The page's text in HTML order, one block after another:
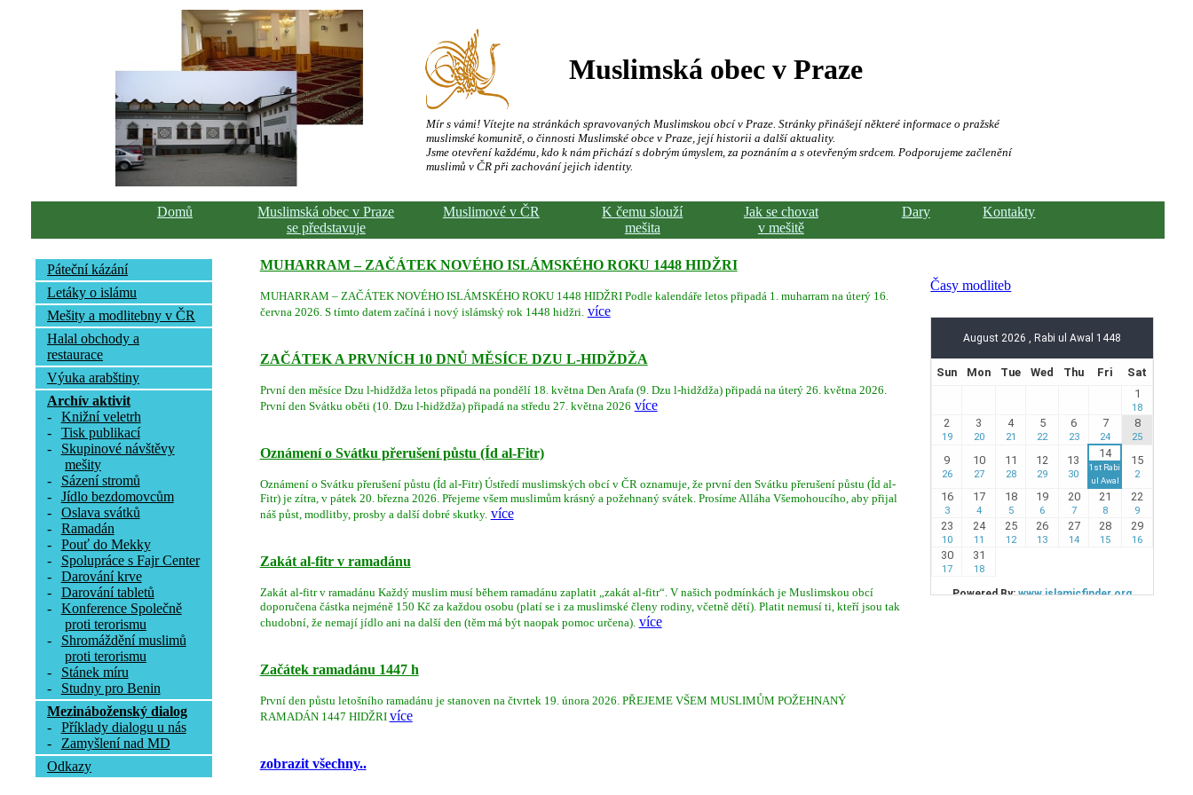
Muslimská obec v Praze
Mír s vámi! Vítejte na stránkách spravovaných Muslimskou obcí v Praze. Stránky přinášejí některé informace o pražské
muslimské komunitě, o činnosti Muslimské obce v Praze, její historii a další aktuality.
Jsme otevření každému, kdo k nám přichází s dobrým úmyslem, za poznáním a s otevřeným srdcem. Podporujeme začlenění
muslimů v ČR při zachování jejich identity.
Domů
Muslimská obec v Praze
se představuje
Muslimové v ČR
K čemu slouží
mešita
Jak se chovat
v mešitě
Dary Kontakty
Páteční kázání
Letáky o islámu
Mešity a modlitebny v ČR
Halal obchody a
restaurace
Výuka arabštiny
Archív aktivit
-
Knižní veletrh
-
Tisk publikací
-
Skupinové návštěvy
mešity
-
Sázení stromů
-
Jídlo bezdomovcům
-
Oslava svátků
-
Ramadán
-
Pouť do Mekky
-
Spolupráce s Fajr Center
-
Darování krve
-
Darování tabletů
-
Konference Společně
proti terorismu
-
Shromáždění muslimů
proti terorismu
-
Stánek míru
-
Studny pro Benin
Mezináboženský dialog
-
Příklady dialogu u nás
-
Zamyšlení nad MD
Odkazy
MUHARRAM – ZAČÁTEK NOVÉHO ISLÁMSKÉHO ROKU 1448 HIDŽRI
MUHARRAM – ZAČÁTEK NOVÉHO ISLÁMSKÉHO ROKU 1448 HIDŽRI Podle kalendáře letos připadá 1. muharram na úterý 16.
června 2026. S tímto datem začíná i nový islámský rok 1448 hidžri. více
ZAČÁTEK A PRVNÍCH 10 DNŮ MĚSÍCE DZU L-HIDŽDŽA
První den měsíce Dzu l-hidždža letos připadá na pondělí 18. května Den Arafa (9. Dzu l-hidždža) připadá na úterý 26. května 2026.
První den Svátku oběti (10. Dzu l-hidždža) připadá na středu 27. května 2026 více
Oznámení o Svátku přerušení půstu (Íd al-Fitr)
Oznámení o Svátku přerušení půstu (Íd al-Fitr) Ústředí muslimských obcí v ČR oznamuje, že první den Svátku přerušení půstu (Íd al-
Fitr) je zítra, v pátek 20. března 2026. Přejeme všem muslimům krásný a požehnaný svátek. Prosíme Alláha Všemohoucího, aby přijal
náš půst, modlitby, prosby a další dobré skutky. více
Zakát al-fitr v ramadánu
Zakát al-fitr v ramadánu Každý muslim musí během ramadánu zaplatit „zakát al-fitr“. V našich podmínkách je Muslimskou obcí
doporučena částka nejméně 150 Kč za každou osobu (platí se i za muslimské členy rodiny, včetně dětí). Platit nemusí ti, kteří jsou tak
chudobní, že nemají jídlo ani na další den (těm má být naopak pomoc určena). více
Začátek ramadánu 1447 h
První den půstu letošního ramadánu je stanoven na čtvrtek 19. února 2026. PŘEJEME VŠEM MUSLIMŮM POŽEHNANÝ
RAMADÁN 1447 HIDŽRI více
zobrazit všechny..
Časy modliteb